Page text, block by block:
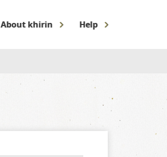
About khirin Help